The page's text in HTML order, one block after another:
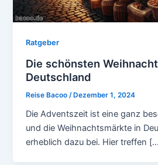
Ratgeber
Die schönsten
Deutschland
Reise Bacoo /Dezember 1, 2024
Die Adventszeit ist eine ganz
und die Weihnachtsmärkte in
erheblich dazu bei. Hier treffen